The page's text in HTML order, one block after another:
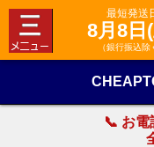
最短発送
8月8日
（銀行振込除
📞 お